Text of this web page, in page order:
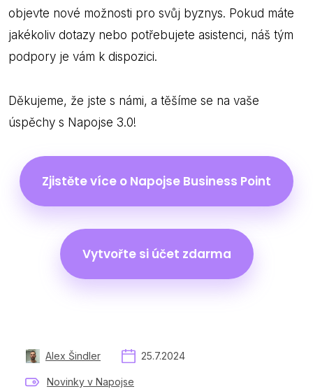
objevte nové možnosti pro svůj byznys. Pokud máte
jakékoliv dotazy nebo potřebujete asistenci, náš tým
podpory je vám k dispozici.
Děkujeme, že jste s námi, a těšíme se na vaše
úspěchy s Napojse 3.0!
Zjistěte více o Napojse Business Point
Vytvořte si účet zdarma
Novinky v Napojse
Alex Šindler 25.7.2024